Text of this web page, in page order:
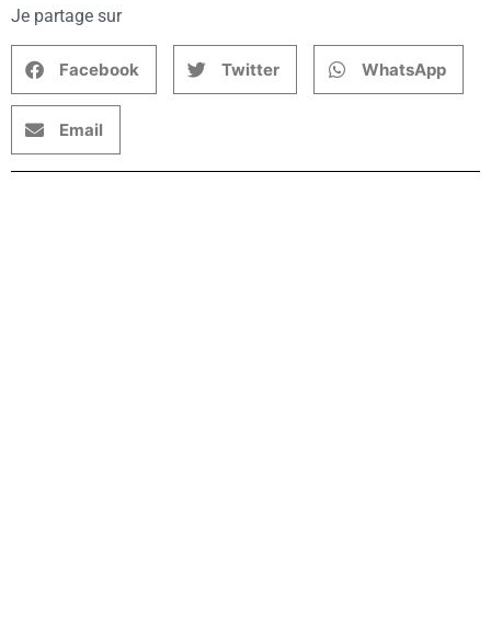
Je partage sur
Facebook Twitter WhatsApp
Email